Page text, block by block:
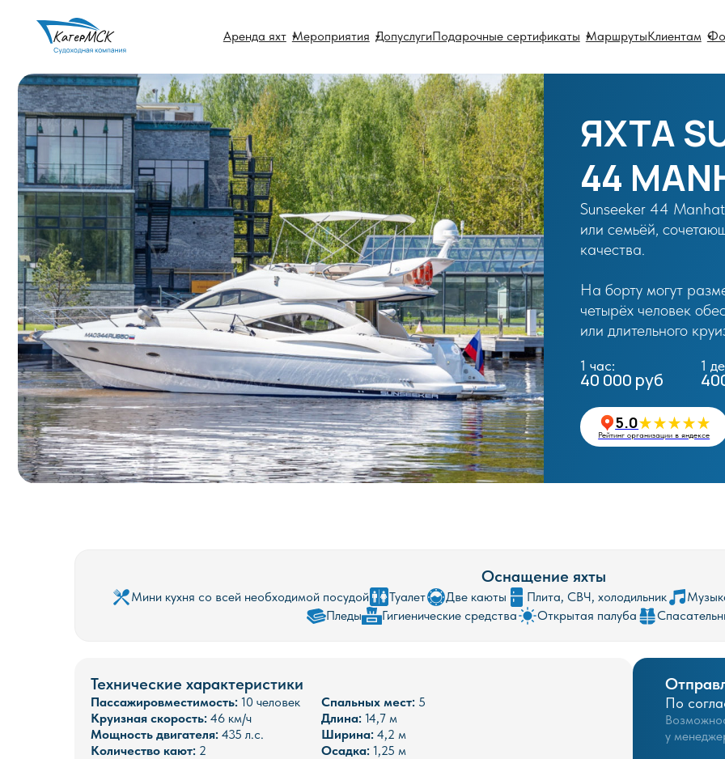
Аренда яхт Мероприятия ДопуслугиПодарочные сертификаты МаршрутыКлиентам Фотогалерея
ЯХТА
44
Sunseeker 44 Manhattan —
или семьёй, сочетающая
качества.
На борту могут разместиться до
четырёх человек обеспечат
или длительного круиза.
1 час:
40 000 руб
1 день:
400 000 руб
Рейтинг организации в яндексе
Оснащение яхты
Мини кухня со всей необходимой посудой Туалет Две каюты Плита, СВЧ, холодильник
Пледы
Гигиенические средства Открытая палуба
Технические характеристики
Пассажировместимость: 10 человек
Круизная скорость: 46 км/ч
Мощность двигателя: 435 л.с.
Количество кают: 2
Спальных мест: 5
Длина: 14,7 м
Ширина: 4,2 м
Осадка: 1,25 м
По
у